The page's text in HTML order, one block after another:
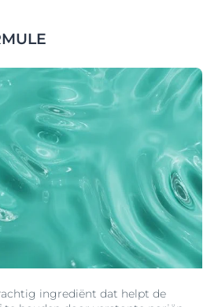
ingrediënt dat helpt de